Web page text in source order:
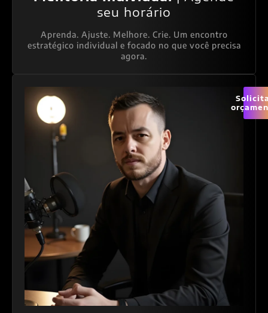
seu horário
Aprenda. Ajuste. Melhore. Crie. Um encontro
estratégico individual e focado no que você precisa
agora.